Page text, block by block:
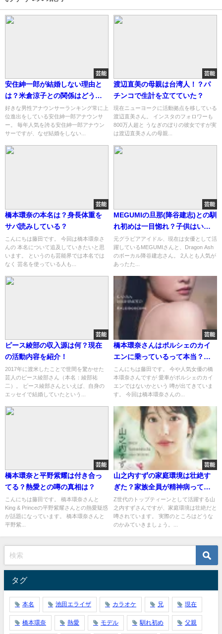
芸能
安住紳一郎が結婚しない理由と
は？米倉涼子との関係はどうな
った？
好きな男性アナウンサーランキング常に上
位進出をしている安住紳一郎アナウンサ
ー。 毎年人気を誇る安住紳一郎アナウン
サーですが、なぜ結婚をしない...
芸能
渡辺直美の母親は台湾人！？パ
チンコで生計を立てていた？
現在ニューヨークに活動拠点を移している
渡辺直美さん。 インスタのフォロワーも
800万人超と うなぎのぼりの彼女ですが実
は渡辺直美さんの母親...
芸能
橋本環奈の本名は？身長体重を
サバ読みしている？
こんにちは藤田です。 今回は橋本環奈さ
んの 本名について追及していきたいと思
います。 というのも芸能界では本名では
なく 芸名を使っている人も...
芸能
MEGUMIの旦那(降谷建志)との馴
れ初めは一目惚れ？子供はいる
の？
元グラビアアイドル、現在は女優として活
躍しているMEGUMIさんと、Dragon Ash
のボーカル降谷建志さん。 2人とも人気が
あったた...
芸能
ピース綾部の収入源は何？現在
の活動内容を紹介！
2017年に渡米したことで世間を驚かせた
芸人のピース綾部さん（本名：綾部祐
二）。 ピース綾部さんといえば、自身の
エッセイで結婚していたという...
芸能
橋本環奈さんはポルシェのカイ
エンに乗っているって本当？値
段はいくらくらい？
こんにちは藤田です。 今や人気女優の橋
本環奈さんですが 愛車がポルシェのカイ
エンではないかという 噂が出てきていま
す。 今回は橋本環奈さんの...
芸能
橋本環奈と平野紫耀は付き合っ
てる？熱愛との噂の真相は？
こんにちは藤田です。 橋本環奈さんと
King & Princeの平野紫耀さんとの熱愛疑惑
が話題になっています。 橋本環奈さんと
平野紫...
芸能
山之内すずの家庭環境は壮絶す
ぎた？家族全員が精神病ってほ
んと？
Z世代のトップティーンとして活躍する山
之内すずさんですが、家庭環境は壮絶だと
噂されています。 実際のところはどうな
のかみていきましょう。...
タグ
本名 池田エライザ カラオケ 兄 現在
橋本環奈 熱愛 モデル 馴れ初め 父親